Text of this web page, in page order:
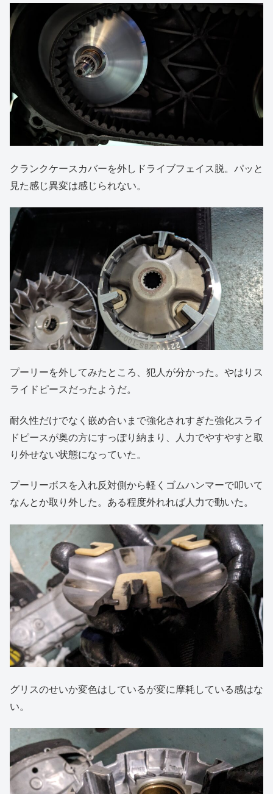
クランクケースカバーを外しドライブフェイス脱。パッと
見た感じ異変は感じられない。
プーリーを外してみたところ、犯人が分かった。やはりス
ライドピースだったようだ。
耐久性だけでなく嵌め合いまで強化されすぎた強化スライ
ドピースが奥の方にすっぽり納まり、人力でやすやすと取
り外せない状態になっていた。
プーリーボスを入れ反対側から軽くゴムハンマーで叩いて
なんとか取り外した。ある程度外れれば人力で動いた。
グリスのせいか変色はしているが変に摩耗している感はな
い。